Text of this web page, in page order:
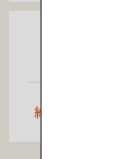
約1時間10分